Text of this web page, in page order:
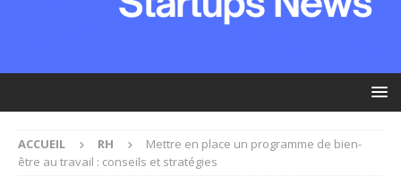
ACCUEIL RH
Mettre en place un programme de bien-
être au travail : conseils et stratégies